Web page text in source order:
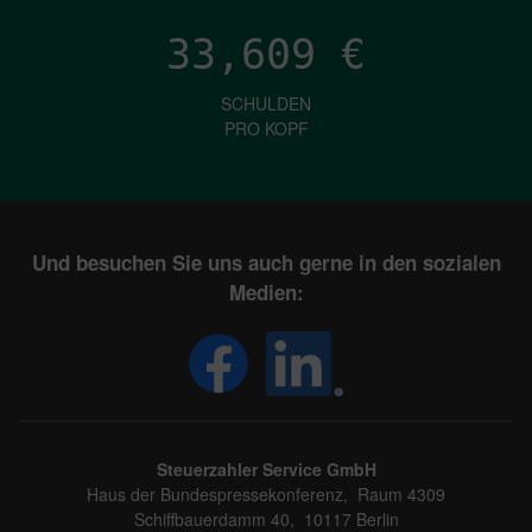
33,609 €
SCHULDEN
PRO KOPF
Und besuchen Sie uns auch gerne in den sozialen
Medien:
Steuerzahler Service GmbH
Haus der Bundespressekonferenz, Raum 4309
Schiffbauerdamm 40, 10117 Berlin